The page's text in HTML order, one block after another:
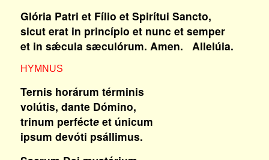
Glória Patri et Fílio et Spirítui Sancto,
sicut erat in princípio et nunc et semper
et in sǽcula sæculórum. Amen. Allelúia.
HYMNUS
Ternis horárum términis
volútis, dante Dómino,
trinum perfécteet únicum
ipsum devóti psállimus.